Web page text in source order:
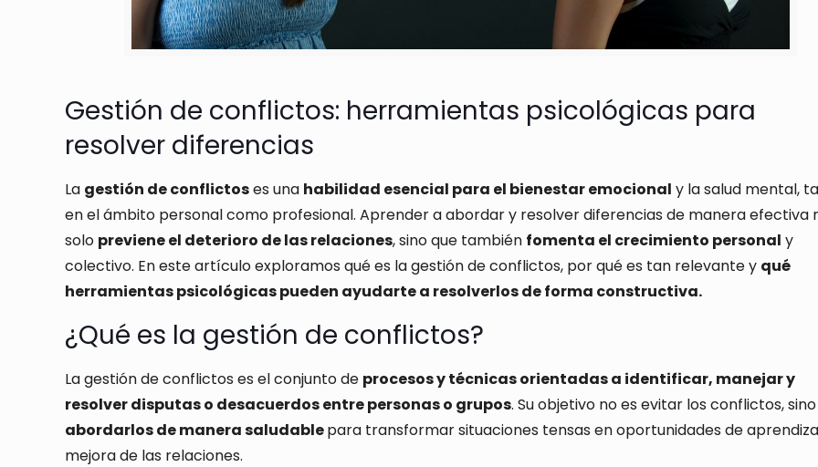
Gestión de conflictos: herramientas psicológicas para
resolver diferencias
La gestión de conflictoses una habilidad esencial para el bienestar emocional y la salud mental,
en el ámbito personal como profesional. Aprender a abordar y resolver diferencias de manera efectiva
solo previene el deterioro de las relaciones, sino que también fomenta el crecimiento personal y
colectivo. En este artículo exploramos qué es la gestión de conflictos, por qué es tan relevante y qué
herramientas psicológicas pueden ayudarte a resolverlos de forma constructiva.
¿Qué es la gestión de conflictos?
La gestión de conflictos es el conjunto de procesos y técnicas orientadas a identificar, manejar y
resolver disputas o desacuerdos entre personas o grupos. Su objetivo no es evitar los conflictos, sino
abordarlos de manera saludablepara transformar situaciones tensas en oportunidades de
mejora de las relaciones.